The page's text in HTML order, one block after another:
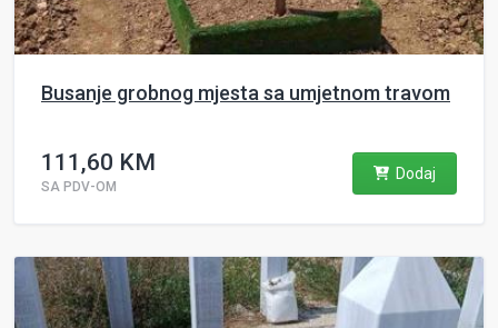
Busanje grobnog mjesta sa umjetnom travom
111,60 KM
SA PDV-OM
Dodaj